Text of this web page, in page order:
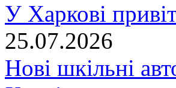
У Харкові
25.07.2026
Нові шкільні